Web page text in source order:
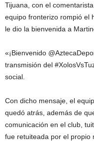
Tijuana, con el
equipo fronterizo rompió el
le dio la bienvenida a
«¡Bienvenido
transmisión del
social.
Con dicho mensaje, el
quedó atrás, además de
comunicación en el club,
fue retuiteada por el propio